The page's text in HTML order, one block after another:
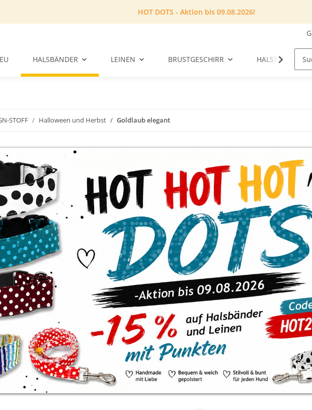
HOT DOTS - Aktion bis 09.08.2026!
HALSBÄNDER LEINEN BRUSTGESCHIRR HALSTUCH
STOFF Halloween und Herbst Goldlaub elegant